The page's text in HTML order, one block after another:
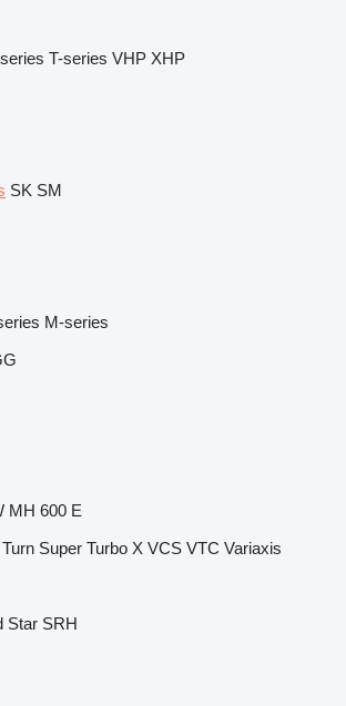
T-series VHP XHP
SK SM
M-series
MH 600 E
Super Turbo X VCS VTC Variaxis
Star SRH